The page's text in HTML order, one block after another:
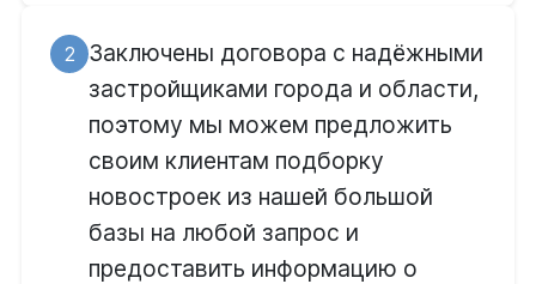
2
Заключены договора с надёжными
застройщиками города и области,
поэтому мы можем предложить
своим клиентам подборку
новостроек из нашей большой
базы на любой запрос и
предоставить информацию о